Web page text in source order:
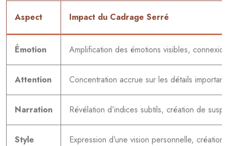
Aspect Impact du Cadrage Serré
Émotion Amplification des émotions visibles,
Attention Concentration accrue sur les détails
Narration Révélation d’indices subtils, création de
Style Expression d’une vision personnelle, création